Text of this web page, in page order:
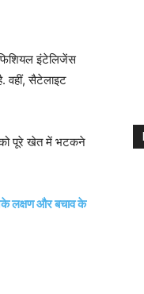
इंटेलिजेंस
वहीं, सैटेलाइट
को पूरे खेत में भटकने
लक्षण और बचाव के